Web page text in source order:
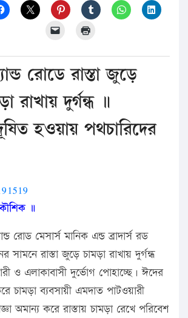
রোডে রাস্তা জুড়ে
রাখায় দুর্গন্ধ ॥
হওয়ায় পথচারিদের
॥
রোড মেসার্স মানিক এন্ড ব্রাদার্স রড
সামনে রাস্তা জুড়ে চামড়া রাখায় দুর্গন্ধ
ও এলাকাবাসী দুর্ভোগ পোহাচ্ছে। ঈদের
চামড়া ব্যবসায়ী এমদাত পাটওয়ারী
অমান্য করে রাস্তায় চামড়া রেখে পরিবেশ